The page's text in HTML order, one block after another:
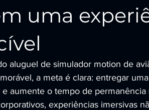
uma
aluguel de simulador motion de
a meta é clara: entregar
aumente o tempo de permanência
experiências imersivas